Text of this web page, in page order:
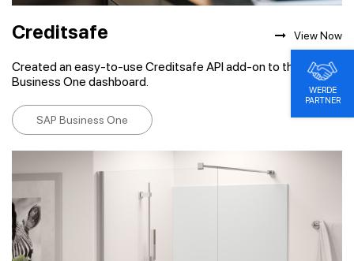
Creditsafe
Created an easy-to-use Creditsafe API add-on to the SAP
Business One dashboard.
View Now
SAP Business One
WERDE
PARTNER